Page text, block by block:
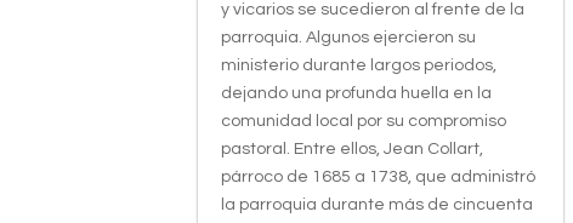
y vicarios se sucedieron al frente de la
parroquia. Algunos ejercieron su
ministerio durante largos periodos,
dejando una profunda huella en la
comunidad local por su compromiso
pastoral. Entre ellos, Jean Collart,
párroco de 1685 a 1738, que administró
la parroquia durante más de cincuenta